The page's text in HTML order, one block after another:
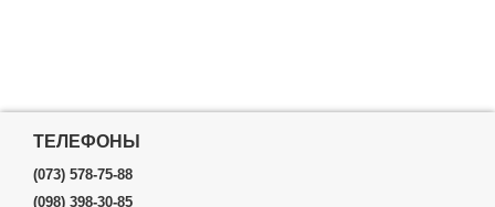
ТЕЛЕФОНЫ
(073) 578-75-88
(098) 398-30-85